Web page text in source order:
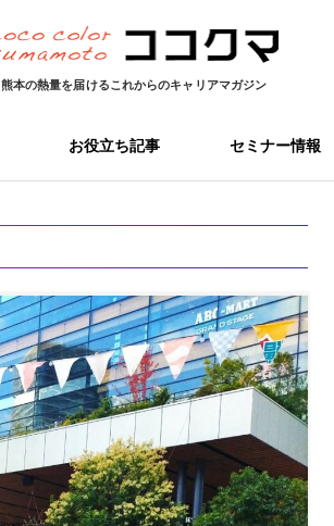
熊本の熱量を届けるこれからのキャリアマガジン
お役立ち記事 セミナー情報